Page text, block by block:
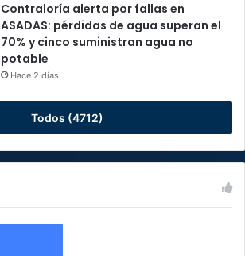
Contraloría alerta por fallas en
ASADAS: pérdidas de agua superan el
70% y cinco suministran agua no
potable
Hace 2 días
Todos (4712)